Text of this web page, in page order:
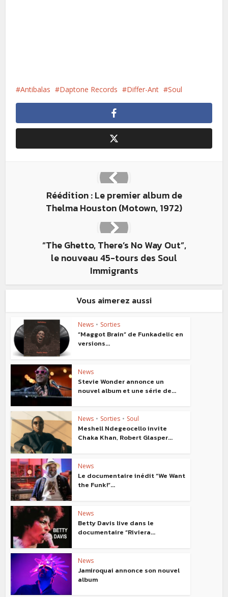
Antibalas Daptone Records Differ-Ant Soul
Réédition : Le premier album de
Thelma Houston (Motown, 1972)
“The Ghetto, There’s No Way Out”,
le nouveau 45-tours des Soul
Immigrants
Vous aimerez aussi
News • Sorties
“Maggot Brain” de Funkadelic en
versions...
News
Stevie Wonder annonce un
nouvel album et une série de...
News • Sorties • Soul
Meshell Ndegeocello invite
Chaka Khan, Robert Glasper...
News
Le documentaire inédit “We Want
the Funk!”...
News
Betty Davis live dans le
documentaire “Riviera...
News
Jamiroquai annonce son nouvel
album